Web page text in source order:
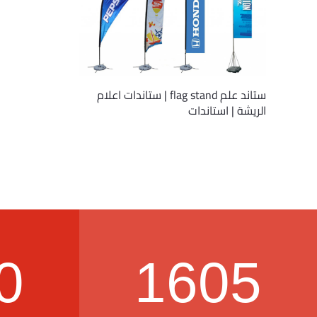
ستاند علم flag stand | ستاندات اعلام
الريشة | استاندات
1605